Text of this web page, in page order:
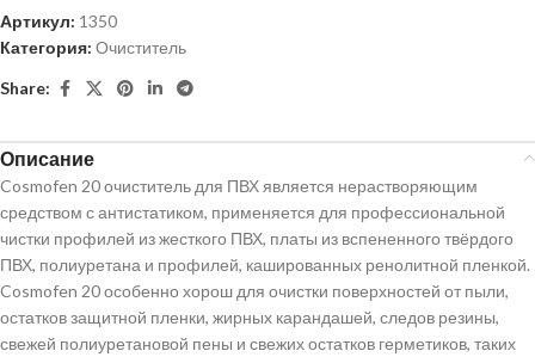
Артикул: 1350
Категория: Очиститель
Share:
Описание
Cosmofen 20 очиститель для ПВХ является нерастворяющим
средством с антистатиком, применяется для профессиональной
чистки профилей из жесткого ПВХ, платы из вспененного твёрдого
ПВХ, полиуретана и профилей, кашированных ренолитной пленкой.
Cosmofen 20 особенно хорош для очистки поверхностей от пыли,
остатков защитной пленки, жирных карандашей, следов резины,
свежей полиуретановой пены и свежих остатков герметиков, таких